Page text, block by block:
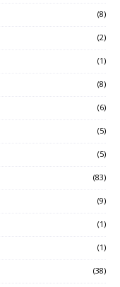
(8)
(2)
(1)
(8)
(6)
(5)
(5)
(83)
(9)
(1)
(1)
(38)